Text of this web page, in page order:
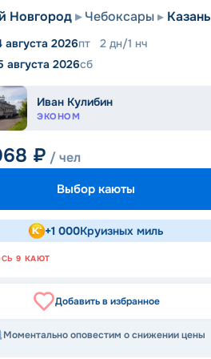
Новгород Чебоксары Казань
августа 2026пт 2 дн/1 нч
августа 2026сб
Иван Кулибин
ЭКОНОМ
₽ / чел
Выбор каюты
+1 000Круизных миль
9 КАЮТ
Добавить в избранное
Моментально оповестим о снижении цены